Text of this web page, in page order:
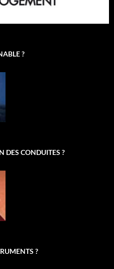
?
DES CONDUITES ?
?